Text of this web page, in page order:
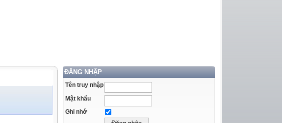
ĐĂNG NHẬP
Tên truy nhập
Mật khẩu
Ghi nhớ